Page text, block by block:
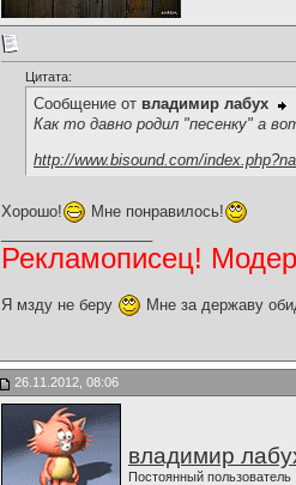
Цитата:
Сообщение от владимир лабух
Как то давно родил "песенку" а
http://www.bisound.com/
Хорошо!
Мне понравилось!
Рекламописец!
Я мзду не беру Мне за державу
26.11.2012, 08:06
владимир
Постоянный пользователь